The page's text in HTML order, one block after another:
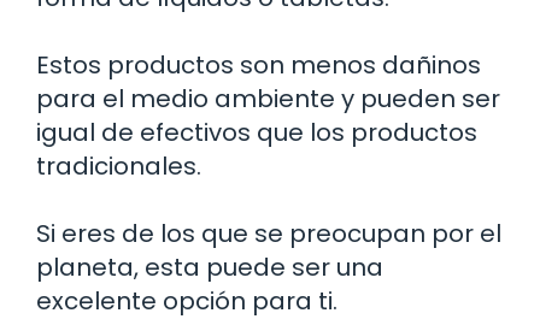
Estos productos son menos dañinos
para el medio ambiente y pueden ser
igual de efectivos que los productos
tradicionales.
Si eres de los que se preocupan por el
planeta, esta puede ser una
excelente opción para ti.